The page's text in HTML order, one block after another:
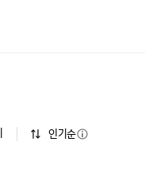
인기순